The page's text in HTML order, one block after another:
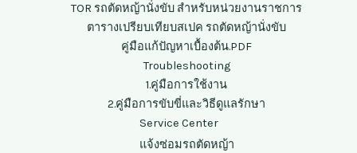
TOR รถตัดหญ้านั่งขับ สำหรับหน่วยงานราชการ
ตารางเปรียบเทียบสเปค รถตัดหญ้านั่งขับ
คู่มือแก้ปัญหาเบื้องต้น.PDF
Troubleshooting
1.คู่มือการใช้งาน
2.คู่มือการขับขี่และวิธีดูแลรักษา
Service Center
แจ้งซ่อมรถตัดหญ้า